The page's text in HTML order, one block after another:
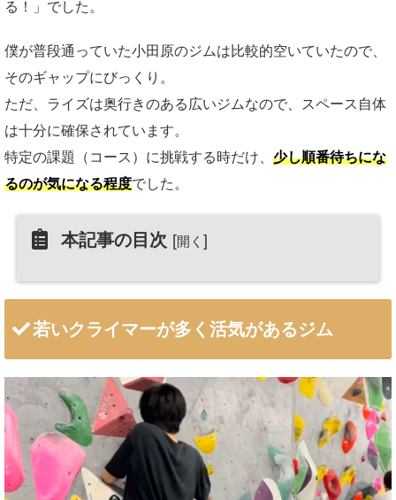
る！」でした。
僕が普段通っていた小田原のジムは比較的空いていたので、
そのギャップにびっくり。
ただ、ライズは奥行きのある広いジムなので、スペース自体
は十分に確保されています。
特定の課題（コース）に挑戦する時だけ、 少し順番待ちにな
るのが気になる程度でした。
本記事の目次 [開く ]
若いクライマーが多く活気があるジム